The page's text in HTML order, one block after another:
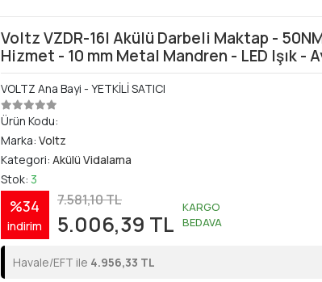
Voltz VZDR-16I Akülü Darbeli Maktap -
Hizmet - 10 mm Metal Mandren - LED Işık -
VOLTZ Ana Bayi - YETKİLİ SATICI
Ürün Kodu:
Marka: Voltz
Kategori: Akülü Vidalama
Stok: 3
%34
indirim
7.581,10 TL
5.006,39 TL
KARGO
BEDAVA
Havale/EFT ile 4.956,33 TL